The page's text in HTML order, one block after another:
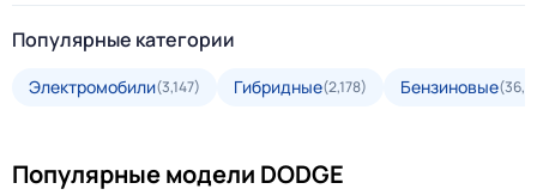
Популярные категории
Электромобили(3,147) Гибридные(2,178) Бензиновые
Популярные модели DODGE